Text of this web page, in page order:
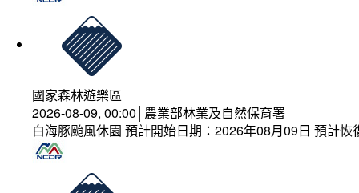
國家森林遊樂區
2026-08-09, 00:00│農業部林業及自然保育署
白海豚颱風休園 預計開始日期：2026年08月09日 預計